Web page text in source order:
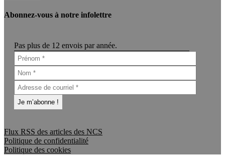
Abonnez-vous à notre infolettre
Pas plus de 12 envois par année.
Flux RSS des articles des NCS
Politique de confidentialité
Politique des cookies